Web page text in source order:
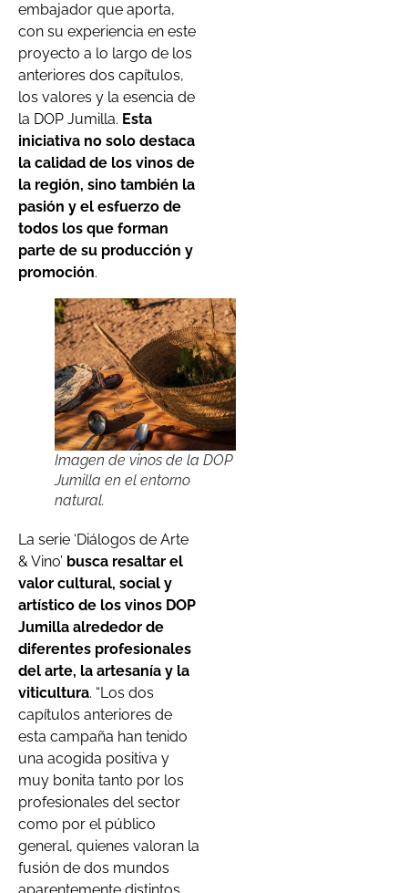
embajador que aporta,
con su experiencia en este
proyecto a lo largo de los
anteriores dos capítulos,
los valores y la esencia de
la DOP Jumilla. Esta
iniciativa no solo destaca
la calidad de los vinos de
la región, sino también la
pasión y el esfuerzo de
todos los que forman
parte de su producción y
promoción.
Imagen de vinos de la DOP
Jumilla en el entorno
natural.
La serie ‘Diálogos de Arte
& Vino’ busca resaltar el
valor cultural, social y
artístico de los vinos DOP
Jumilla alrededor de
diferentes profesionales
del arte, la artesanía y la
viticultura. “Los dos
capítulos anteriores de
esta campaña han tenido
una acogida positiva y
muy bonita tanto por los
profesionales del sector
como por el público
general, quienes valoran la
fusión de dos mundos